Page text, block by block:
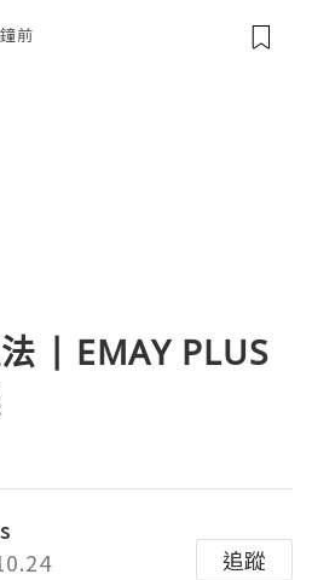
前
| EMAY PLUS
追蹤